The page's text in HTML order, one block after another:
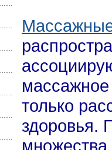
только
здоровья.